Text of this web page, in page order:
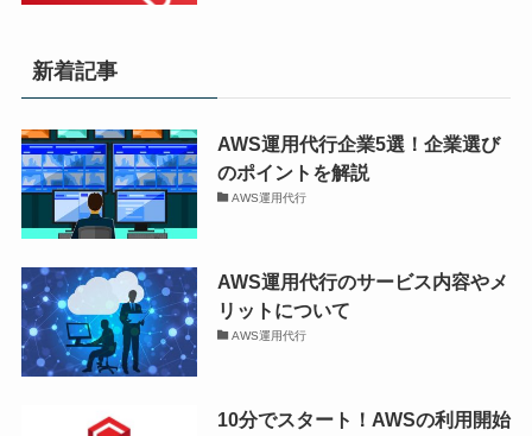
新着記事
AWS運用代行企業5選！企業選び
のポイントを解説
AWS運用代行
AWS運用代行のサービス内容やメ
リットについて
AWS運用代行
10分でスタート！AWSの利用開始